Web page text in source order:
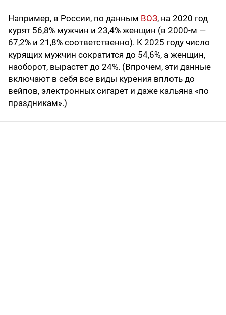
Например, в России, по данным ВОЗ, на 2020 год
курят 56,8% мужчин и 23,4% женщин (в 2000-м —
67,2% и 21,8% соответственно). К 2025 году число
курящих мужчин сократится до 54,6%, а женщин,
наоборот, вырастет до 24%. (Впрочем, эти данные
включают в себя все виды курения вплоть до
вейпов, электронных сигарет и даже кальяна «по
праздникам».)